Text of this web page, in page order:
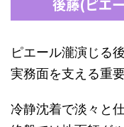
後藤(ピエ
ピエール瀧演じる
実務面を支える重
冷静沈着で淡々と